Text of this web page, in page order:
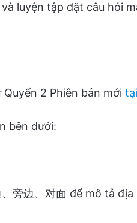
luyện tập đặt câu hỏi
2 Phiên bản mới
bên dưới:
旁边、对面 để mô tả địa